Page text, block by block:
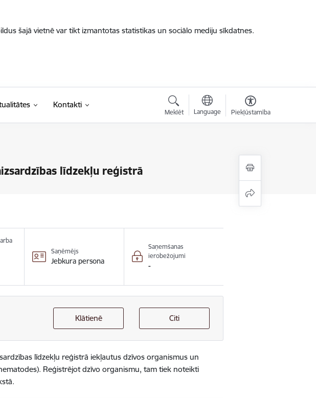
šajā vietnē var tikt izmantotas statistikas un sociālo mediju sīkdatnes.
Kontakti
Meklēt Language Piekļūstamība
līdzekļu reģistrā
Saņēmējs
Jebkura persona
Saņemšanas
ierobežojumi
-
Klātienē Citi
līdzekļu reģistrā iekļautus dzīvos organismus un
Reģistrējot dzīvo organismu, tam tiek noteikti